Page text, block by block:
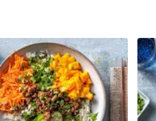
Bibimbap
Vietnamese-style
Vietnamese-style